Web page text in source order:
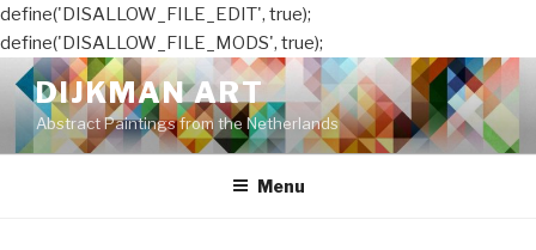
define('DISALLOW_FILE_EDIT', true);
define('DISALLOW_FILE_MODS', true);
Naar
de
inhoud
springen
DIJKMAN ART
Abstract Paintings from the Netherlands
Menu